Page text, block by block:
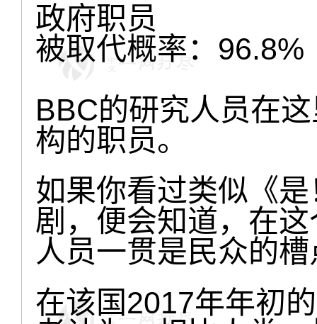
政府职员
被取代概率：96.8%
BBC的研究人员在
构的职员。
如果你看过类似《
剧，便会知道，在
人员一贯是民众的
在该国2017年年初